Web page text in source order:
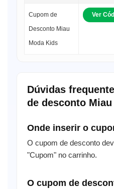
Cupom de
Desconto Miau
Moda Kids
Ver
Dúvidas
de desconto
Onde inserir o
O cupom de desconto
"Cupom" no carrinho.
O cupom de